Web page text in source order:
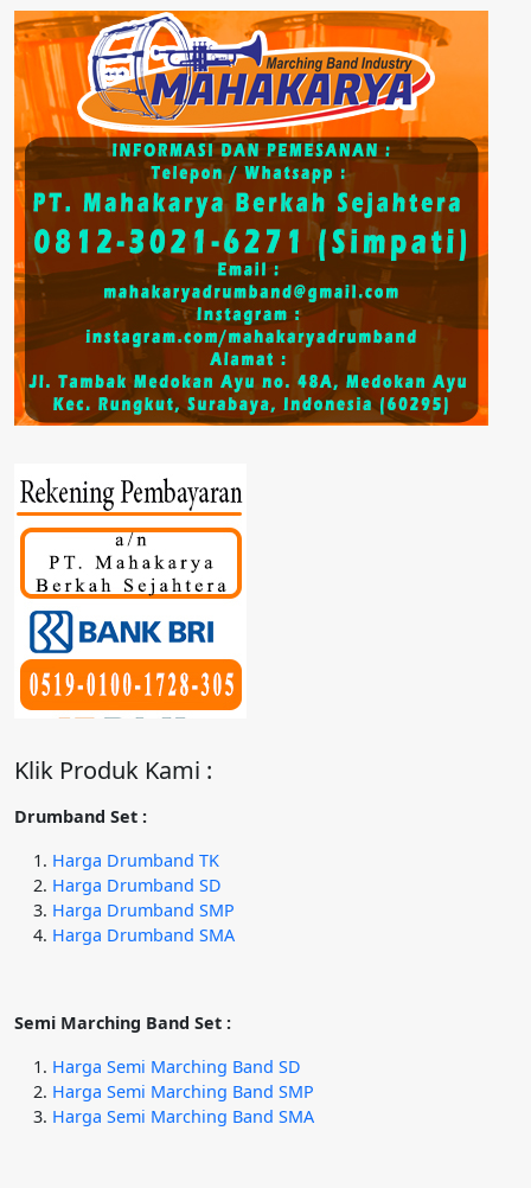
Klik Produk Kami :
Drumband Set :
Harga Drumband TK
Harga Drumband SD
Harga Drumband SMP
Harga Drumband SMA
Semi Marching Band Set :
Harga Semi Marching Band SD
Harga Semi Marching Band SMP
Harga Semi Marching Band SMA